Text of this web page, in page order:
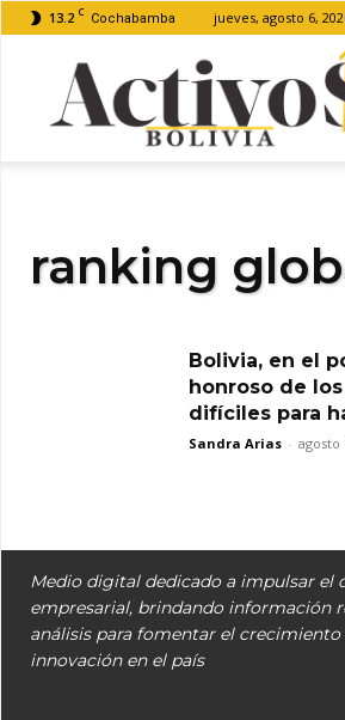
13.2 C Cochabamba jueves, agosto 6,
ranking
Bolivia, en el
honroso de
difíciles para
Sandra Arias - agosto
Medio digital dedicado a impulsar el
empresarial, brindando información
análisis para fomentar el
innovación en el país